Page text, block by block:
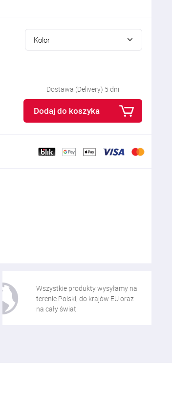
Kolor
Dostawa (Delivery) 5 dni
Dodaj do koszyka
Wszystkie produkty wysyłamy na
terenie Polski, do krajów EU oraz
na cały świat